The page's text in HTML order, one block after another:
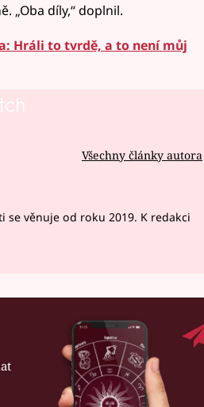
„Oba díly,“ doplnil.
Hráli to tvrdě, a to není můj
Všechny články autora
věnuje od roku 2019. K redakci